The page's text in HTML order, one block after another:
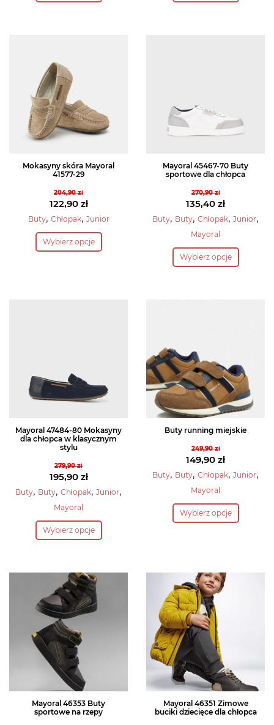
można
wybrać
na
stronie
produktu
na
stronie
produktu
Mokasyny skóra Mayoral
41577-29
204,90zł
Pierwotna
cena
wynosiła:
204,90 zł.
122,90 zł
Aktualna
cena
wynosi:
Buty, Chłopak, Junior
Wybierz opcje
Ten
produkt
stronie
produktu
Mayoral 45467-70 Buty
sportowe dla chłopca
270,90zł
Pierwotna
cena
wynosiła:
135,40 zł
Aktualna
cena
135,40 zł.
Buty, Buty, Chłopak, Junior,
Mayoral
Wybierz opcje
Ten
produkt
na
stronie
produktu
Mayoral 47484-80 Mokasyny
dla chłopca w klasycznym
stylu
279,90zł
Pierwotna
cena
wynosiła:
195,90 zł
Aktualna
cena
195,90 zł.
Buty, Buty, Chłopak, Junior,
Mayoral
Wybierz opcje
Ten
produkt
wariantów.
Opcje
można
wybrać
na
stronie
produktu
Buty running miejskie
249,90zł
Pierwotna
cena
wynosiła:
149,90 zł
Aktualna
cena
149,90 zł.
Buty, Buty, Chłopak, Junior,
Mayoral
Wybierz opcje
Ten
produkt
Opcje
można
wybrać
na
stronie
produktu
Mayoral 46353 Buty
sportowe na rzepy
Mayoral 46351 Zimowe
buciki dziecięce dla chłopca